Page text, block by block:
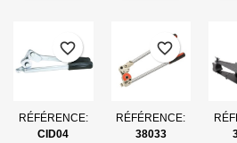
RÉFÉRENCE:
CID04
favorite_border
RÉFÉRENCE:
38033
favorite_border